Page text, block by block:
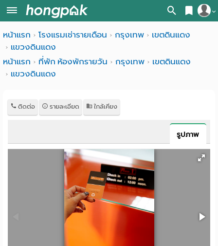
สมัครสมาชิก
หน้า
ค้นหา
ค้นจากสถานีรถไฟฟ้า
ค้นจากสถานศึกษา
ค้นแบบละเอียด
พาร์
หน้าแรก โรงแรมเช่ารายเดือน กรุงเทพ
เขตดินแดง
แขวงดินแดง
หน้าแรก
ที่พัก ห้องพักรายวัน กรุงเทพ
เขตดินแดง
แขวงดินแดง
ติดต่อ รายละเอียด ใกล้เคียง
รูปภาพ